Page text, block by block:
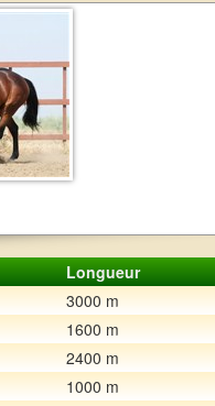
Longueur
3000 m
1600 m
2400 m
1000 m